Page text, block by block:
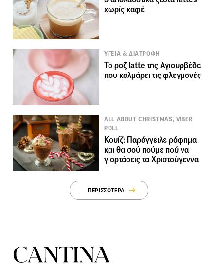
χωρίς καφέ
ΥΓΕΙΑ & ΔΙΑΤΡΟΦΗ
Το ροζ latte της Αγιουρβέδα
που καλμάρει τις φλεγμονές
ALL ABOUT CHRISTMAS, VIBER
POLL
Κουίζ: Παράγγειλε ρόφημα
και θα σού πούμε πού να
γιορτάσεις τα Χριστούγεννα
ΠΕΡΙΣΣΟΤΕΡΑ